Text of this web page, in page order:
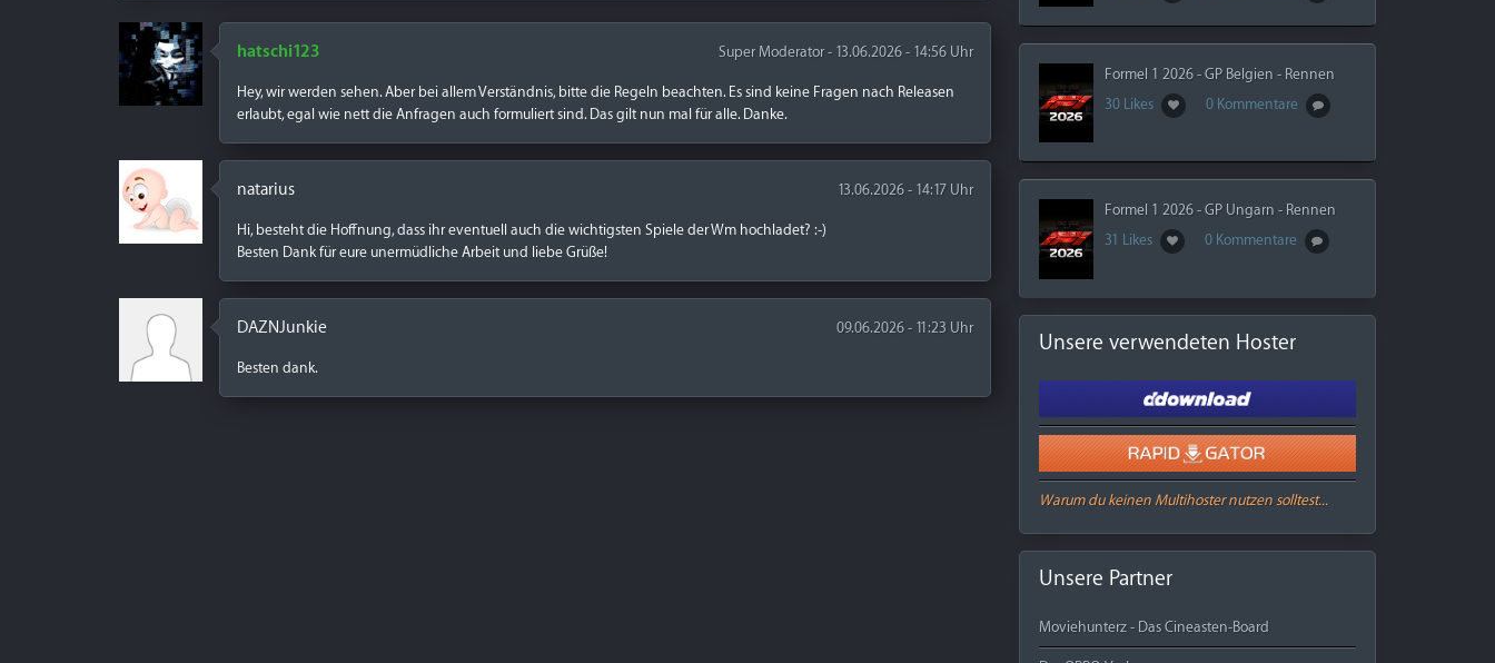
hatschi123 Super Moderator - 13.06.2026 - 14:56 Uhr
Hey, wir werden sehen. Aber bei allem Verständnis, bitte die Regeln beachten. Es sind keine Fragen nach Releasen
erlaubt, egal wie nett die Anfragen auch formuliert sind. Das gilt nun mal für alle. Danke.
natarius 13.06.2026 - 14:17 Uhr
Hi, besteht die Hoffnung, dass ihr eventuell auch die wichtigsten Spiele der Wm hochladet? :-)
Besten Dank für eure unermüdliche Arbeit und liebe Grüße!
DAZNJunkie 09.06.2026 - 11:23 Uhr
Besten dank.
Formel 1 2026 - GP Belgien - Rennen
30 Likes
0 Kommentare
Formel 1 2026 - GP Ungarn - Rennen
31 Likes
0 Kommentare
Unsere verwendeten Hoster
Warum du keinen Multihoster nutzen solltest...
Unsere Partner
Moviehunterz - Das Cineasten-Board